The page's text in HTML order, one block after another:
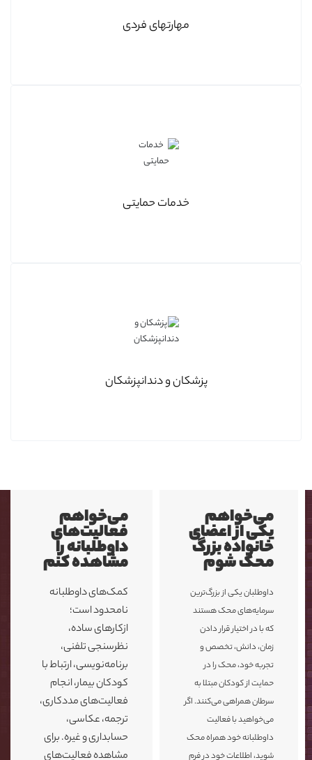
مهارتهای فردی
خدمات حمایتی
پزشکان و دندانپزشکان
می‌خواهم
یکی از اعضای
خانواده بزرگ
محک شوم
داوطلبان یکی از بزرگ‌ترین
سرمایه‌های محک هستند
که با در اختیار قرار دادن
زمان، دانش، تخصص و
تجربه خود، محک را در
حمایت از کودکان مبتلا به
سرطان همراهی می‌کنند. اگر
می‌خواهید با فعالیت
داوطلبانه خود همراه محک
شوید، اطلاعات خود در فرم
می‌خواهم
فعالیت‌های
داوطلبانه را
مشاهده کنم
کمک‌های داوطلبانه
نامحدود است؛
ازکارهای ساده،
نظرسنجی تلفنی،
برنامه‌نویسی، ارتباط با
کودکان بیمار، انجام
فعالیت‌های مددکاری،
ترجمه، عکاسی،
حسابداری و غیره. برای